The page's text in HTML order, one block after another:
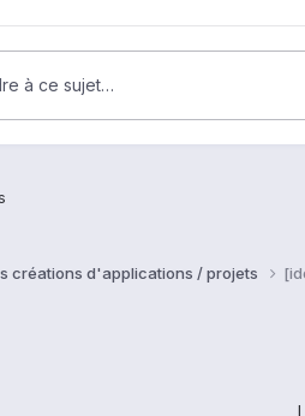
à ce sujet…
créations d'applications / projets